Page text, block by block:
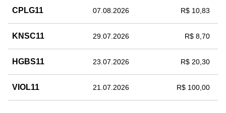
CPLG11 07.08.2026 R$ 10,83
KNSC11 29.07.2026 R$ 8,70
HGBS11 23.07.2026 R$ 20,30
VIOL11 21.07.2026 R$ 100,00